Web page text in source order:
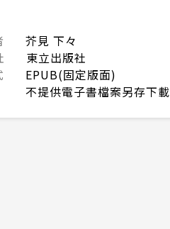
芥見 下々
東立出版社
EPUB(固定版面)
不提供電子書檔案另存下載